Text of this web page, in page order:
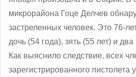
микрорайона Гоце Делчев
застреленных человек. Это 76-
дочь (54 года), зять (55 лет) и
Как выяснило следствие, всех
зарегистрированного пистолета